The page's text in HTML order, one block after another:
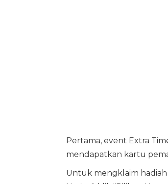
Pertama, event Extra
mendapatkan kartu
Untuk mengklaim